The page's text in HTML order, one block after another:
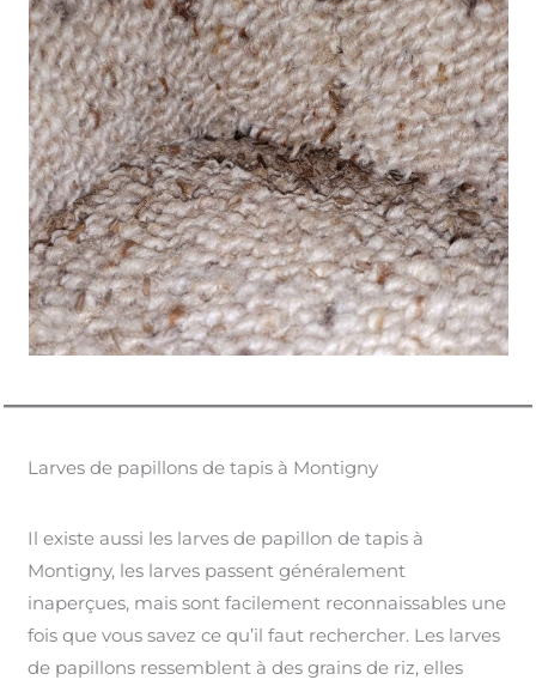
Larves de papillons de tapis à Montigny
Il existe aussi les larves de papillon de tapis à
Montigny, les larves passent généralement
inaperçues, mais sont facilement reconnaissables une
fois que vous savez ce qu’il faut rechercher. Les larves
de papillons ressemblent à des grains de riz, elles